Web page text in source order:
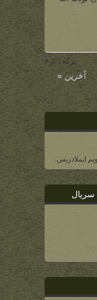
برگه ۱ از ۶
آخرین »
ایملادریس.
سریال